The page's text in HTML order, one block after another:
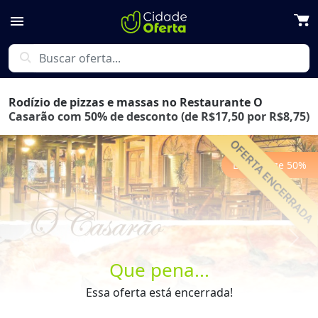
menu
search
Que pena...
Essa oferta está encerrada!
Rodízio de pizzas e massas no Restaurante O
Casarão com 50% de desconto (de R$17,50 por R$8,75)
Economize 50%
Previous